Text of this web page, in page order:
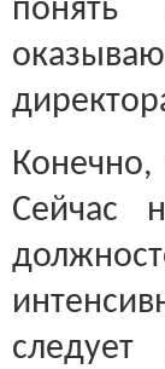
понять
Сейчас